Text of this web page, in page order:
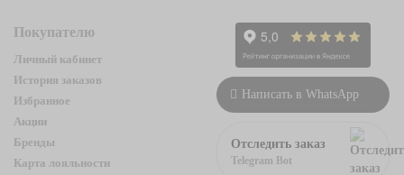
Покупателю
Личный кабинет
История заказов
Избранное
Акции
Бренды
Карта лояльности
Написать в WhatsApp
Отследить заказ
Telegram Bot